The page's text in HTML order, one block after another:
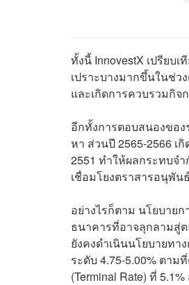
ทั้งนี้ InnovestX เปรียบ
เปราะบางมากขึ้นในช่
และเกิดการควบรวมกิ
อีกทั้งการตอบสนองขอ
หา ส่วนปี 2565-2566 เ
2551 ทำให้ผลกระทบจ
เชื่อมโยงตราสารอนุพัน
อย่างไรก็ตาม นโยบาย
ธนาคารที่อาจลุกลามสู่ต
ยังคงดำเนินนโยบายทา
ระดับ 4.75-5.00% ตา
(Terminal Rate) ที่